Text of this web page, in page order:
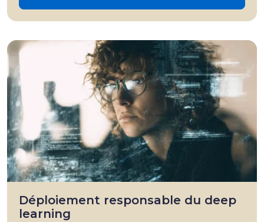
Déploiement responsable du deep
learning